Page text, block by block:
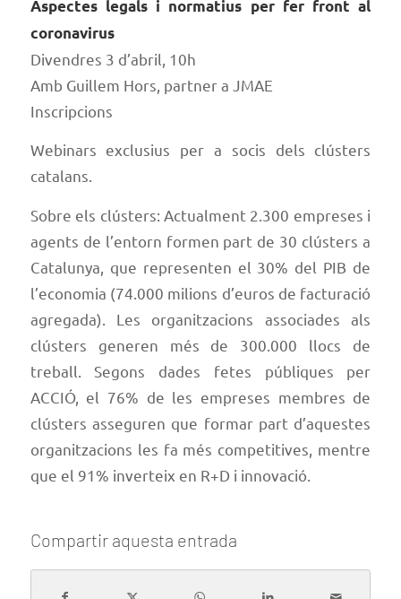
Aspectes legals i normatius per fer front al
coronavirus
Divendres 3 d’abril, 10h
Amb Guillem Hors, partner a JMAE
Inscripcions
Webinars exclusius per a socis dels clústers
catalans.
Sobre els clústers: Actualment 2.300 empreses i
agents de l’entorn formen part de 30 clústers a
Catalunya, que representen el 30% del PIB de
l’economia (74.000 milions d’euros de facturació
agregada). Les organitzacions associades als
clústers generen més de 300.000 llocs de
treball. Segons dades fetes públiques per
ACCIÓ, el 76% de les empreses membres de
clústers asseguren que formar part d’aquestes
organitzacions les fa més competitives, mentre
que el 91% inverteix en R+D i innovació.
Compartir aquesta entrada